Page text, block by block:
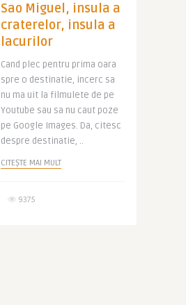
Sao Miguel, insula a
craterelor, insula a
lacurilor
Cand plec pentru prima oara
spre o destinatie, incerc sa
nu ma uit la filmulete de pe
Youtube sau sa nu caut poze
pe Google Images. Da, citesc
despre destinatie, ..
CITEȘTE MAI MULT
9375